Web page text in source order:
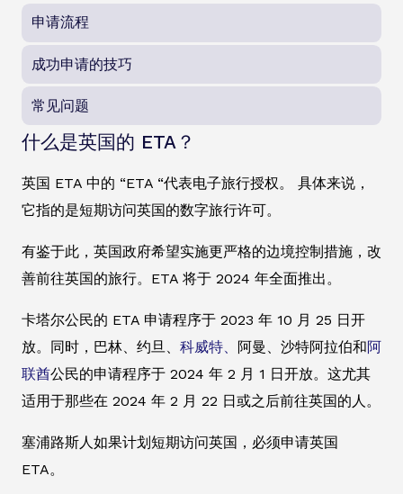
申请流程
成功申请的技巧
常见问题
什么是英国的 ETA？
英国 ETA 中的 “ETA “代表电子旅行授权。 具体来说，
它指的是短期访问英国的数字旅行许可。
有鉴于此，英国政府希望实施更严格的边境控制措施，改
善前往英国的旅行。ETA 将于 2024 年全面推出。
卡塔尔公民的 ETA 申请程序于 2023 年 10 月 25 日开
放。同时，巴林、约旦、 科威特、 阿曼、沙特阿拉伯和阿
联酋公民的申请程序于 2024 年 2 月 1 日开放。这尤其
适用于那些在 2024 年 2 月 22 日或之后前往英国的人。
塞浦路斯人如果计划短期访问英国，必须申请英国
ETA。